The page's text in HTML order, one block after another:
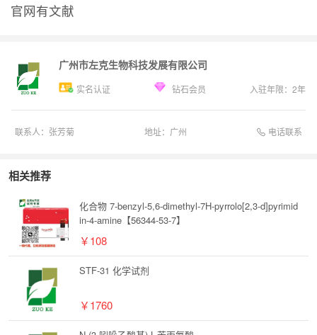
官网有文献
广州市左克生物科技发展有限公司
实名认证 钻石会员 入驻年限： 2年
联系人： 张芳菊 地址： 广州 电话联系
相关推荐
化合物 7-benzyl-5,6-dimethyl-7H-pyrrolo[2,3-d]pyrimid
in-4-amine【56344-53-7】
￥108
STF-31 化学试剂
￥1760